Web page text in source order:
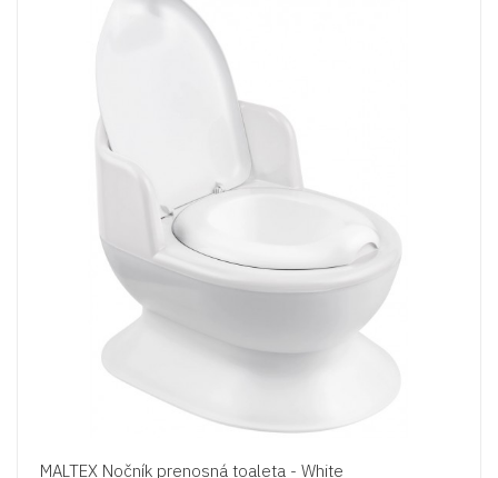
MALTEX Nočník prenosná toaleta - White